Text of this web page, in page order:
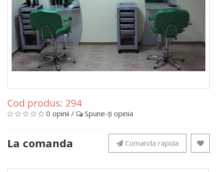
Cod produs: 294
0 opinii / Spune-ţi opinia
La comanda Comanda rapida